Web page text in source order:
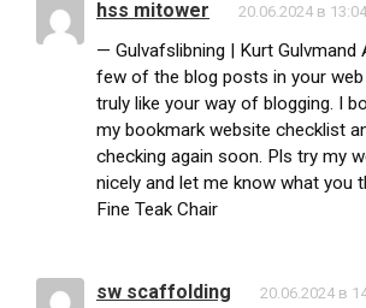
hss mitower 20.06.2024 в 13:04
— Gulvafslibning | Kurt Gulvmand
few of the blog posts in your web
truly like your way of blogging. I
my bookmark website checklist
checking again soon. Pls try my
nicely and let me know what you
Fine Teak Chair
sw scaffolding 20.06.2024 в